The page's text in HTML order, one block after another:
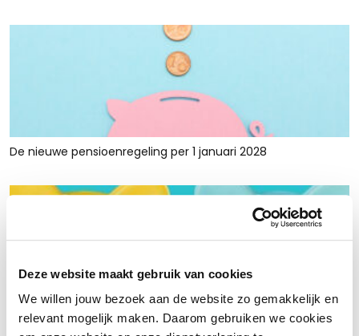
Deze website maakt gebruik van cookies
We willen jouw bezoek aan de website zo gemakkelijk en
relevant mogelijk maken. Daarom gebruiken we cookies
De nieuwe pensioenregeling per 1 januari 2028
Rust en ruimte met werkkapitaalfinanciering: voor retailers
die tijdelijk krap zitten